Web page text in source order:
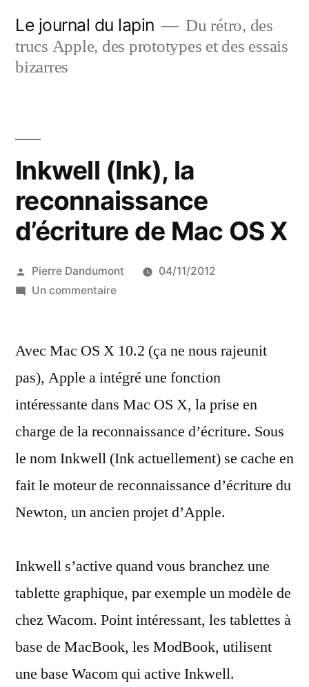
contenu
Le journal du lapin
Du rétro, des
trucs Apple, des prototypes et des essais
bizarres
Inkwell (Ink), la
reconnaissance
d’écriture de Mac OS X
Publié
par
Pierre Dandumont
04/11/2012
Un commentairesur
la
d’écriture
de
X
Avec Mac OS X 10.2 (ça ne nous rajeunit
pas), Apple a intégré une fonction
intéressante dans Mac OS X, la prise en
charge de la reconnaissance d’écriture. Sous
le nom Inkwell (Ink actuellement) se cache en
fait le moteur de reconnaissance d’écriture du
Newton, un ancien projet d’Apple.
Inkwell s’active quand vous branchez une
tablette graphique, par exemple un modèle de
chez Wacom. Point intéressant, les tablettes à
base de MacBook, les ModBook, utilisent
une base Wacom qui active Inkwell.